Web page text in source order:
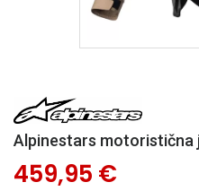
Alpinestars motoristična
459,95 €